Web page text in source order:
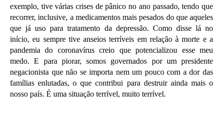
exemplo, tive várias crises de pânico no ano passado, tendo que
recorrer, inclusive, a medicamentos mais pesados do que aqueles
que já uso para tratamento da depressão. Como disse lá no
início, eu sempre tive anseios terríveis em relação à morte e a
pandemia do coronavírus creio que potencializou esse meu
medo. E para piorar, somos governados por um presidente
negacionista que não se importa nem um pouco com a dor das
famílias enlutadas, o que contribui para destruir ainda mais o
nosso país. É uma situação terrível, muito terrível.